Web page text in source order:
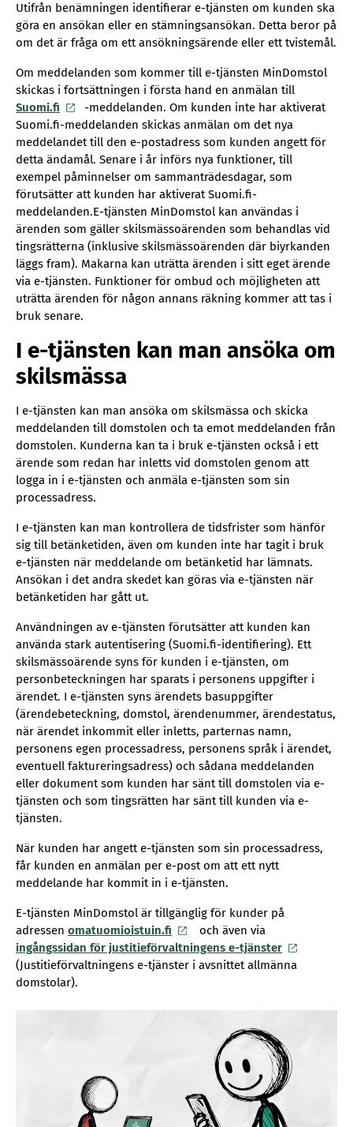
s
ä
n
e
n
l
i
n
k
k
i
Utifrån benämningen identifierar e-tjänsten om kunden ska
göra en ansökan eller en stämningsansökan. Detta beror på
om det är fråga om ett ansökningsärende eller ett tvistemål.
Om meddelanden som kommer till e-tjänsten MinDomstol
skickas i fortsättningen i första hand en anmälan till
Suomi.fi
-meddelanden. Om kunden inte har aktiverat
Suomi.fi-meddelanden skickas anmälan om det nya
meddelandet till den e-postadress som kunden angett för
detta ändamål. Senare i år införs nya funktioner, till
exempel påminnelser om sammanträdesdagar, som
förutsätter att kunden har aktiverat Suomi.fi-
meddelanden.E-tjänsten MinDomstol kan användas i
ärenden som gäller skilsmässoärenden som behandlas vid
tingsrätterna (inklusive skilsmässoärenden där biyrkanden
läggs fram). Makarna kan uträtta ärenden i sitt eget ärende
via e-tjänsten. Funktioner för ombud och möjligheten att
uträtta ärenden för någon annans räkning kommer att tas i
bruk senare.
I e-tjänsten kan man ansöka om
skilsmässa
I e-tjänsten kan man ansöka om skilsmässa och skicka
meddelanden till domstolen och ta emot meddelanden från
domstolen. Kunderna kan ta i bruk e-tjänsten också i ett
ärende som redan har inletts vid domstolen genom att
logga in i e-tjänsten och anmäla e-tjänsten som sin
processadress.
I e-tjänsten kan man kontrollera de tidsfrister som hänför
sig till betänketiden, även om kunden inte har tagit i bruk
e-tjänsten när meddelande om betänketid har lämnats.
Ansökan i det andra skedet kan göras via e-tjänsten när
betänketiden har gått ut.
Användningen av e-tjänsten förutsätter att kunden kan
använda stark autentisering (Suomi.fi-identifiering). Ett
skilsmässoärende syns för kunden i e-tjänsten, om
personbeteckningen har sparats i personens uppgifter i
ärendet. I e-tjänsten syns ärendets basuppgifter
(ärendebeteckning, domstol, ärendenummer, ärendestatus,
när ärendet inkommit eller inletts, parternas namn,
personens egen processadress, personens språk i ärendet,
eventuell faktureringsadress) och sådana meddelanden
eller dokument som kunden har sänt till domstolen via e-
tjänsten och som tingsrätten har sänt till kunden via e-
tjänsten.
När kunden har angett e-tjänsten som sin processadress,
får kunden en anmälan per e-post om att ett nytt
meddelande har kommit in i e-tjänsten.
E-tjänsten MinDomstol är tillgänglig för kunder på
adressen omatuomioistuin.fi
och även via
ingångssidan för justitieförvaltningens e-tjänster
(Justitieförvaltningens e-tjänster i avsnittet allmänna
domstolar).